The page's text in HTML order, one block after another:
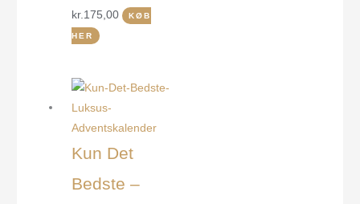
kr.175,00 KØB
HER
Kun Det
Bedste –